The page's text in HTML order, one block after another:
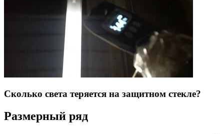
Сколько света теряется на защитном стекле?
Размерный ряд